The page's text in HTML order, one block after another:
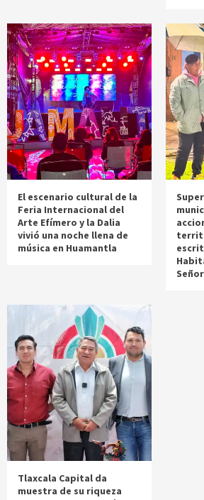
El escenario cultural de la
Feria Internacional del
Arte Efímero y la Dalia
vivió una noche llena de
música en Huamantla
Tlaxcala Capital da
muestra de su riqueza